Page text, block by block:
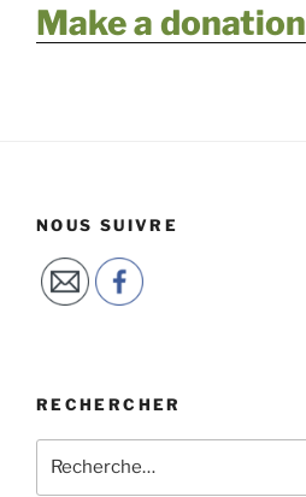
Make a donation
NOUS SUIVRE
RECHERCHER
Recherche